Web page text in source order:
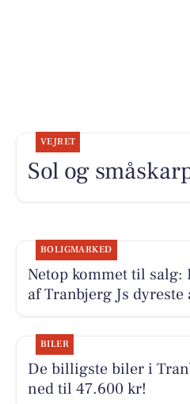
VEJRET
Sol og
BOLIGMARKED
Netop kommet til salg:
af Tranbjerg Js dyreste
BILER
De billigste biler i
ned til 47.600 kr!